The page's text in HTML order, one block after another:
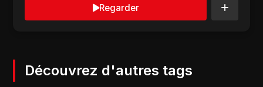
Regarder
Découvrez d'autres tags